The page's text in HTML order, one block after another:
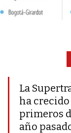
La
ha
primeros
año